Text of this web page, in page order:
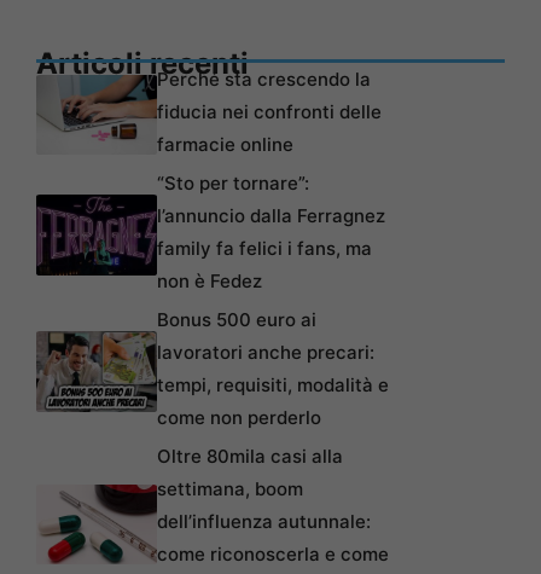
Articoli recentiPerché sta crescendo la
fiducia nei confronti delle
farmacie online
“Sto per tornare”:
l’annuncio dalla Ferragnez
family fa felici i fans, ma
non è Fedez
Bonus 500 euro ai
lavoratori anche precari:
tempi, requisiti, modalità e
come non perderlo
Oltre 80mila casi alla
settimana, boom
dell’influenza autunnale:
come riconoscerla e come